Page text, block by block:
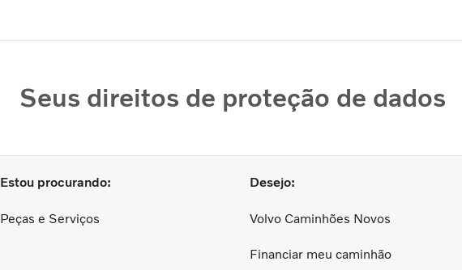
Seus direitos de proteção de dados
Estou procurando:
Peças e Serviços
Desejo:
Volvo Caminhões Novos
Financiar meu caminhão